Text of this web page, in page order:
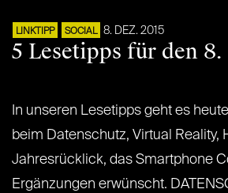
LINKTIPP SOCIAL 8. DEZ. 2015
5 Lesetipps für den
In unseren Lesetipps geht es
beim Datenschutz, Virtual Reality,
Jahresrücklick, das Smartphone
Ergänzungen erwünscht.